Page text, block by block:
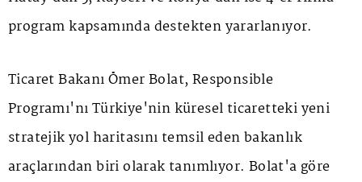
program kapsamında destekten yararlanıyor.
Ticaret Bakanı Ömer Bolat, Responsible
Programı'nı Türkiye'nin küresel ticaretteki yeni
stratejik yol haritasını temsil eden bakanlık
araçlarından biri olarak tanımlıyor. Bolat'a göre